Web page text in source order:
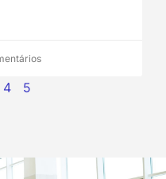
4 5